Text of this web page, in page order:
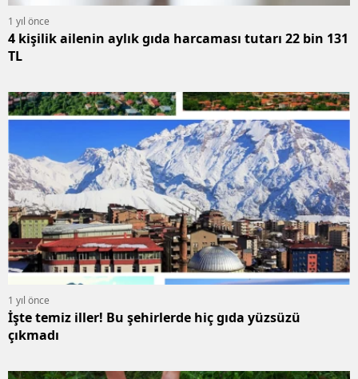
1 yıl önce
4 kişilik ailenin aylık gıda harcaması tutarı 22 bin 131
TL
1 yıl önce
İşte temiz iller! Bu şehirlerde hiç gıda yüzsüzü
çıkmadı